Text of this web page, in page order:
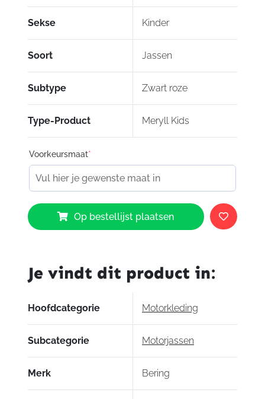
Sekse Kinder
Soort Jassen
Subtype Zwart roze
Type-Product Meryll Kids
Voorkeursmaat*
Bering
Meryll
Kids
Op bestellijst plaatsen
Je vindt dit product in:
Hoofdcategorie Motorkleding
Subcategorie Motorjassen
Merk Bering